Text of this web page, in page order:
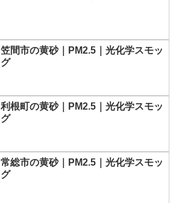
笠間市の黄砂｜PM2.5｜光化学スモッ
グ
利根町の黄砂｜PM2.5｜光化学スモッ
グ
常総市の黄砂｜PM2.5｜光化学スモッ
グ